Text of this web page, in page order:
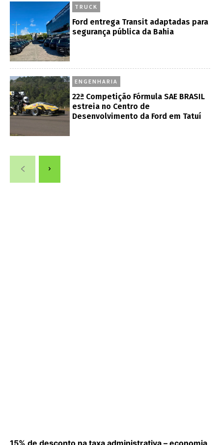
TRUCK
Ford entrega Transit adaptadas para
segurança pública da Bahia
ENGENHARIA
22ª Competição Fórmula SAE BRASIL
estreia no Centro de
Desenvolvimento da Ford em Tatuí